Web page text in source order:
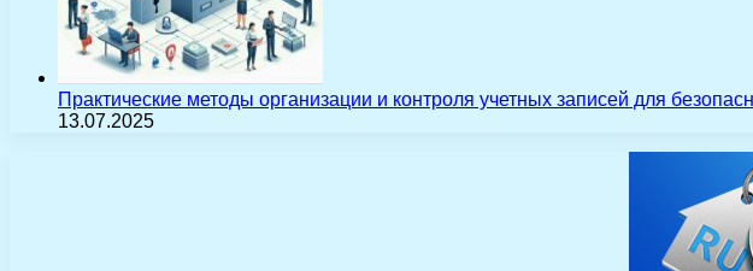
Практические методы организации и контроля учетных записей для
13.07.2025